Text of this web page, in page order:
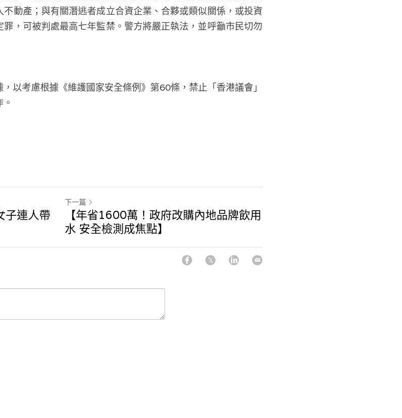
動產；與有關潛逃者成立合資企業、合夥或類似關係，或投資
，可被判處最高七年監禁。警方將嚴正執法，並呼籲市民切勿
以考慮根據《維護國家安全條例》第60條，禁止「香港議會」
子連人帶
下一篇
【年省1600萬！政府改購內地品牌飲用
水 安全檢測成焦點】